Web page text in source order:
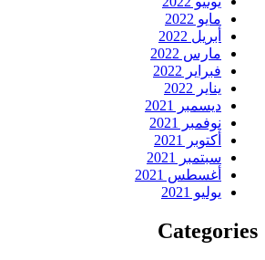
مايو 2022
أبريل 2022
مارس 2022
فبراير 2022
يناير 2022
ديسمبر 2021
نوفمبر 2021
أكتوبر 2021
سبتمبر 2021
أغسطس 2021
يوليو 2021
Categories